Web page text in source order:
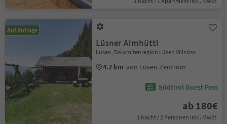
Auf Anfrage
Lüsner Almhüttl
Lüsen, Dolomitenregion Lüsen Villnöss
4.2 km von Lüsen Zentrum
Südtirol Guest Pass
ab 180€
1 Nacht / 2 Personen Inkl. MwSt.